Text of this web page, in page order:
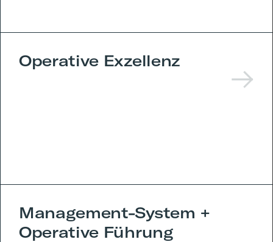
Operative Exzellenz
Management-System +
Operative Führung